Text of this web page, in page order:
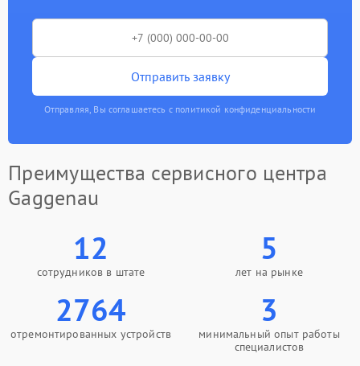
Отправить заявку
Отправляя, Вы соглашаетесь с политикой конфиденциальности
Преимущества сервисного центра
Gaggenau
12
сотрудников в штате
5
лет на рынке
2764
отремонтированных устройств
3
минимальный опыт работы
специалистов